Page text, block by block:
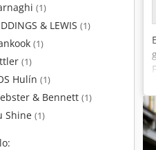
(1)
& LEWIS (1)
(1)
(1)
Hulín (1)
& Bennett (1)
Shine (1)